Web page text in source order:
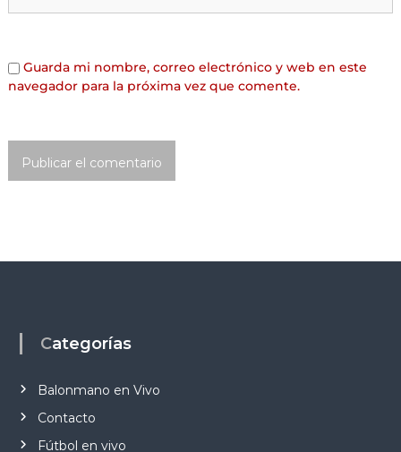
Guarda mi nombre, correo electrónico y web en este
navegador para la próxima vez que comente.
Categorías
Balonmano en Vivo
Contacto
Fútbol en vivo